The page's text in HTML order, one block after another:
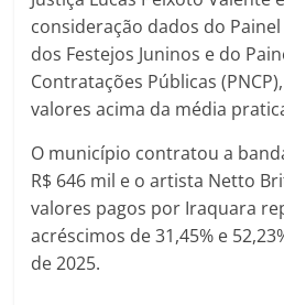
consideração dados do
dos Festejos Juninos e do
Contratações Públicas
valores acima da média
O município contratou a
R$ 646 mil e o artista Netto
valores pagos por Iraquara
acréscimos de 31,45% e
de 2025.